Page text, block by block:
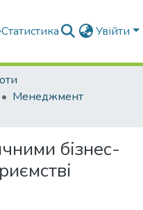
Статистика Увійти
Менеджмент
бізнес-